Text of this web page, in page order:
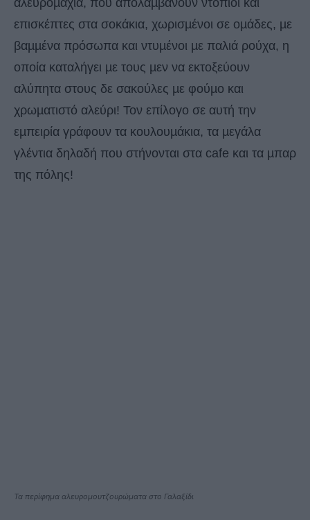
αλευροµαχία, που απολαµβάνουν ντόπιοι και
επισκέπτες στα σοκάκια, χωρισµένοι σε οµάδες, µε
βαµµένα πρόσωπα και ντυµένοι µε παλιά ρούχα, η
οποία καταλήγει µε τους µεν να εκτοξεύουν
αλύπητα στους δε σακούλες µε φούµο και
χρωµατιστό αλεύρι! Τον επίλογο σε αυτή την
εµπειρία γράφουν τα κουλουµάκια, τα µεγάλα
γλέντια δηλαδή που στήνονται στα cafe και τα µπαρ
της πόλης!
Τα περίφημα αλευρομουτζουρώματα στο Γαλαξίδι